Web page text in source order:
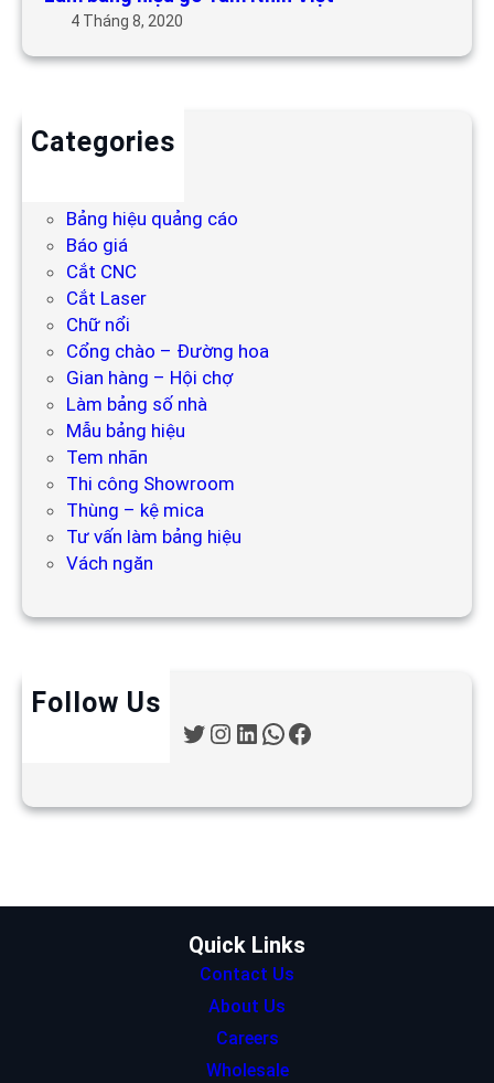
4 Tháng 8, 2020
Categories
Bảng hiệu quảng cáo
Báo giá
Cắt CNC
Cắt Laser
Chữ nổi
Cổng chào – Đường hoa
Gian hàng – Hội chợ
Làm bảng số nhà
Mẫu bảng hiệu
Tem nhãn
Thi công Showroom
Thùng – kệ mica
Tư vấn làm bảng hiệu
Vách ngăn
Follow Us
T
t
I
t
a
L
k
n
W
t
p
F
e
k
Quick Links
Contact Us
About Us
Careers
Wholesale